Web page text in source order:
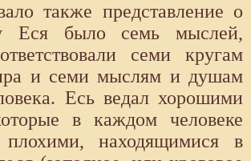
также представление о
Еся было семь мыслей,
семи кругам
и семи мыслям и душам
Есь ведал хорошими
в каждом человеке
находящимися в